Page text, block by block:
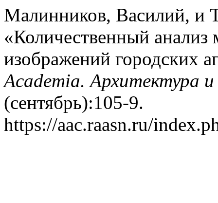
Малинников, Василий, и
«Количественный
изображений городских
Academia. Архитектура
(сентябрь):105-9.
https://aac.raasn.ru/